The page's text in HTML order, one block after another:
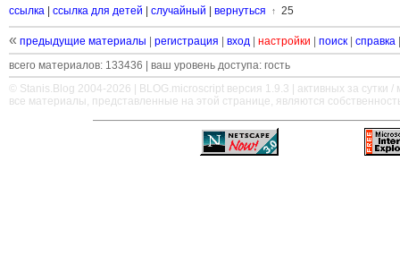
ссылка ссылка для детей случайный вернуться ↑ 25
« предыдущие материалы регистрация вход настройки поиск справка
всего материалов: 133436 | ваш уровень доступа: гость
© Stanis.Blog 2004-2026 |
BLOG.microscript версия 1.9.3 | активных за сутки /
все материалы, представленные на этой странице, являются
—————————————————————